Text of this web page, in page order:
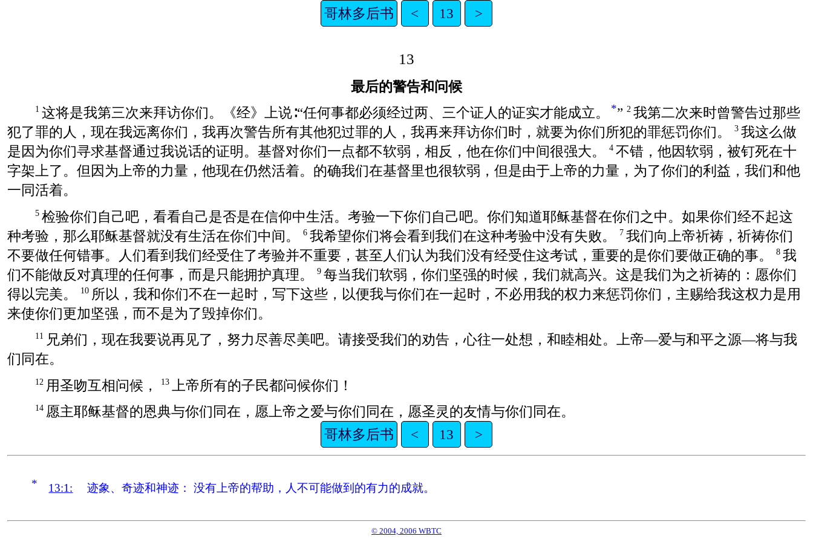
哥林多后书 < 13 >
13
最后的警告和问候
1 这将是我第三次来拜访你们。《经》上说∶“任何事都必须经过两、三个证人的证实才能成立。 *” 2 我第二次来时曾警告过那些
犯了罪的人，现在我远离你们，我再次警告所有其他犯过罪的人，我再来拜访你们时，就要为你们所犯的罪惩罚你们。
3 我这么做
是因为你们寻求基督通过我说话的证明。基督对你们一点都不软弱，相反，他在你们中间很强大。
4 不错，他因软弱，被钉死在十
字架上了。但因为上帝的力量，他现在仍然活着。的确我们在基督里也很软弱，但是由于上帝的力量，为了你们的利益，我们和他
一同活着。
5 检验你们自己吧，看看自己是否是在信仰中生活。考验一下你们自己吧。你们知道耶稣基督在你们之中。如果你们经不起这
种考验，那么耶稣基督就没有生活在你们中间。
6 我希望你们将会看到我们在这种考验中没有失败。 7 我们向上帝祈祷，祈祷你们
不要做任何错事。人们看到我们经受住了考验并不重要，甚至人们认为我们没有经受住这考试，重要的是你们要做正确的事。
8 我
们不能做反对真理的任何事，而是只能拥护真理。
9 每当我们软弱，你们坚强的时候，我们就高兴。这是我们为之祈祷的：愿你们
得以完美。
10 所以，我和你们不在一起时，写下这些，以便我与你们在一起时，不必用我的权力来惩罚你们，主赐给我这权力是用
来使你们更加坚强，而不是为了毁掉你们。
11 兄弟们，现在我要说再见了，努力尽善尽美吧。请接受我们的劝告，心往一处想，和睦相处。上帝—爱与和平之源—将与我
们同在。
12 用圣吻互相问候， 13 上帝所有的子民都问候你们！
14 愿主耶稣基督的恩典与你们同在，愿上帝之爱与你们同在，愿圣灵的友情与你们同在。
哥林多后书
< 13 >
* 13:1: 迹象、奇迹和神迹：没有上帝的帮助，人不可能做到的有力的成就。
© 2004, 2006 WBTC